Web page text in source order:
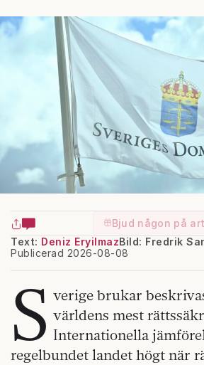
Bjud någon på
Text: Deniz Eryilmaz
Publicerad 2026-08-08
Bild: Fredrik
S verige brukar
världens mest
Internationella
regelbundet landet högt när